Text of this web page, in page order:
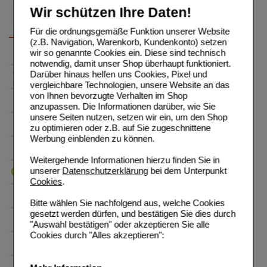
Wir schützen Ihre Daten!
Für die ordnungsgemäße Funktion unserer Website
(z.B. Navigation, Warenkorb, Kundenkonto) setzen
wir so genannte Cookies ein. Diese sind technisch
notwendig, damit unser Shop überhaupt funktioniert.
Darüber hinaus helfen uns Cookies, Pixel und
vergleichbare Technologien, unsere Website an das
von Ihnen bevorzugte Verhalten im Shop
anzupassen. Die Informationen darüber, wie Sie
unsere Seiten nutzen, setzen wir ein, um den Shop
zu optimieren oder z.B. auf Sie zugeschnittene
Werbung einblenden zu können.
Weitergehende Informationen hierzu finden Sie in
unserer Datenschutzerklärungbei dem Unterpunkt
Cookies.
Bitte wählen Sie nachfolgend aus, welche Cookies
gesetzt werden dürfen, und bestätigen Sie dies durch
"Auswahl bestätigen" oder akzeptieren Sie alle
Cookies durch "Alles akzeptieren":